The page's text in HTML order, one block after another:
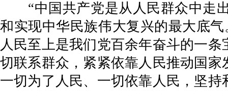
“中国共产党是从人民群众中走出
和实现中华民族伟大复兴的最大底
人民至上是我们党百余年奋斗的一
切联系群众，紧紧依靠人民推动国
一切为了人民、一切依靠人民，坚